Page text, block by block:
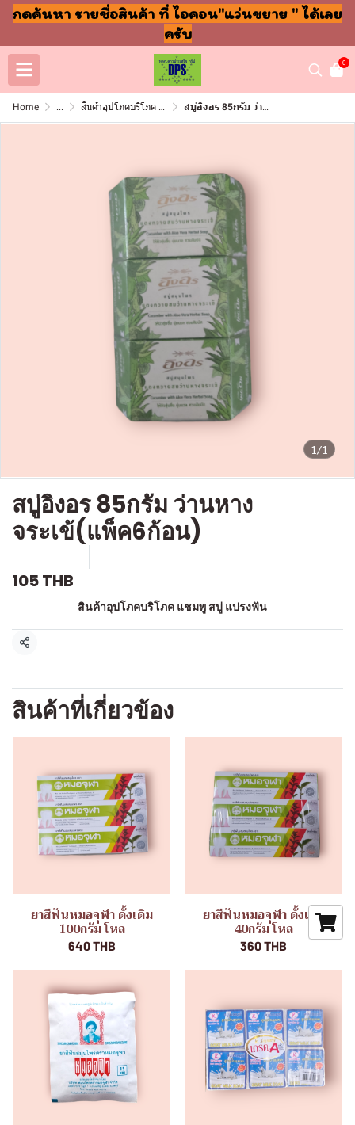
กดค้นหา รายชื่อสินค้า ที่ ไอคอน"แว่นขยาย " ได้เลย
ครับ
0
Home ... สินค้าอุปโภคบริโภค แชมพู สบู่ แปรงฟัน สบู่อิงอร 85กรัม ว่านหางจระเข้(แพ็ค6ก้อน)
1/1
สบู่อิงอร 85กรัม ว่านหาง
จระเข้(แพ็ค6ก้อน)
105 THB
สินค้าอุปโภคบริโภค แชมพู สบู่ แปรงฟัน
แชร์
สินค้าที่เกี่ยวข้อง
ยาสีฟันหมอจุฬา ดั้งเดิม
100กรัม โหล
640 THB
ยาสีฟันหมอจุฬา ดั้งเดิม
40กรัม โหล
360 THB